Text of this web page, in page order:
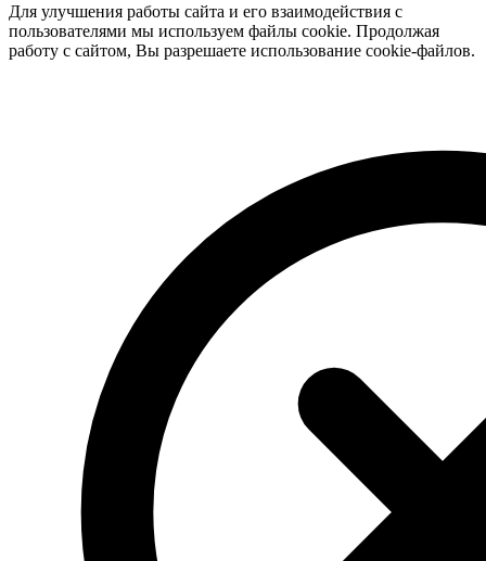
Для улучшения работы сайта и его взаимодействия с
пользователями мы используем файлы cookie. Продолжая
работу с сайтом, Вы разрешаете использование cookie-файлов.